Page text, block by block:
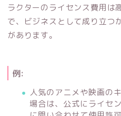
ラクターのライセンス費用は
で、ビジネスとして成り立つ
があります。
例:
人気のアニメや映画の
場合は、公式にライセ